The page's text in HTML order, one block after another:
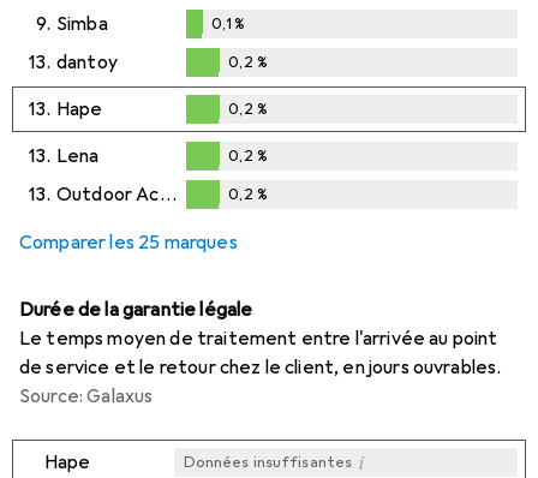
9. Simba
%
0,1%
13. dantoy
0,2%
0,2 %
13. Hape
0,2%
0,2 %
13. Lena
0,2%
0,2 %
13. Outdoor Active 0,2 %
Comparer les 25 marques
Durée de la garantie légale
Le temps moyen de traitement entre l'arrivée au point
de service et le retour chez le client, en jours ouvrables.
Source: Galaxus
Hape Données insuffisantes i